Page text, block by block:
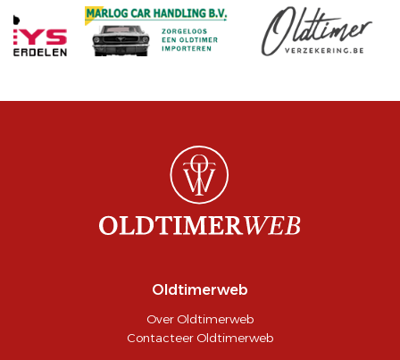
Oldtimerweb
Over Oldtimerweb
Contacteer Oldtimerweb